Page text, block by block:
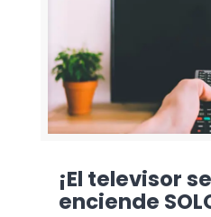
¡El televisor
enciende